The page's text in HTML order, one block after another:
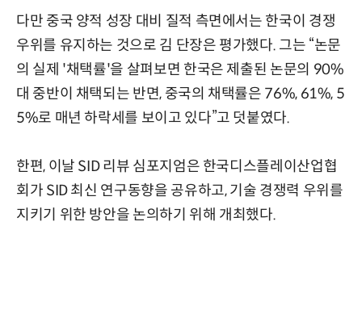
다만 중국 양적 성장 대비 질적 측면에서는 한국이 경쟁
우위를 유지하는 것으로 김 단장은 평가했다. 그는 “논문
의 실제 '채택률'을 살펴보면 한국은 제출된 논문의 90%
대 중반이 채택되는 반면, 중국의 채택률은 76%, 61%, 5
5%로 매년 하락세를 보이고 있다”고 덧붙였다.
한편, 이날 SID 리뷰 심포지엄은 한국디스플레이산업협
회가 SID 최신 연구동향을 공유하고, 기술 경쟁력 우위를
지키기 위한 방안을 논의하기 위해 개최했다.